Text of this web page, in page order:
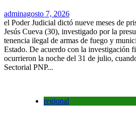
adminagosto 7, 2026
el Poder Judicial dictó nueve meses de
Jesús Cueva (30), investigado por la
tenencia ilegal de armas de fuego y
Estado. De acuerdo con la investigación
ocurrieron la noche del 31 de julio,
Sectorial PNP...
regional